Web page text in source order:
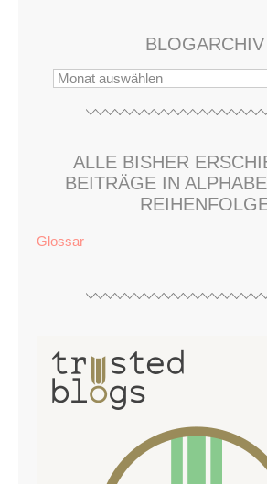
BLOGARCHIV
ALLE BISHER
BEITRÄGE IN
Glossar